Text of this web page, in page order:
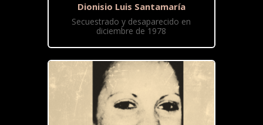
Dionisio Luis Santamaría
Secuestrado y desaparecido en
diciembre de 1978